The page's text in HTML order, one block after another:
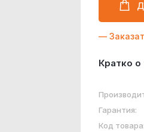
—
Кратко о
Гарантия:
Код товара: